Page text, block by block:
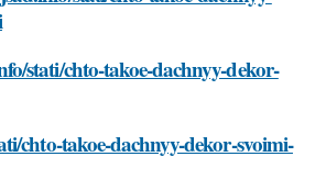
stati/chto-takoe-dachnyy-dekor-
chto-takoe-dachnyy-dekor-svoimi-